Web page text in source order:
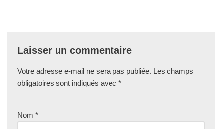
Laisser un commentaire
Votre adresse e-mail ne sera pas publiée. Les champs
obligatoires sont indiqués avec *
Nom *